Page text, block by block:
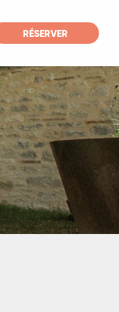
RÉSERVER